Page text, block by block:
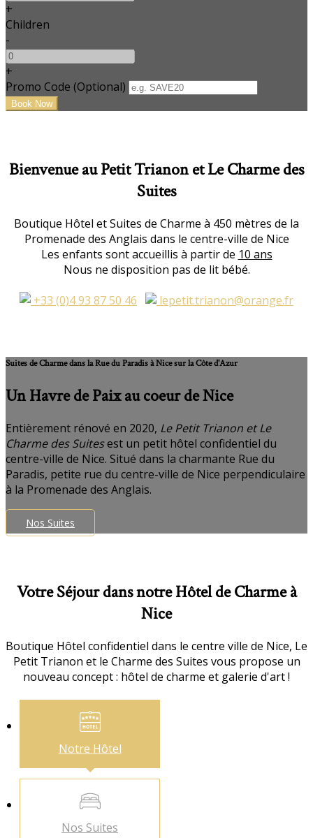
+
Children
-
+
Promo Code (Optional)
Bienvenue au Petit Trianon et Le Charme des
Suites
Boutique Hôtel et Suites de Charme à 450 mètres de la
Promenade des Anglais dans le centre-ville de Nice
Les enfants sont accueillis à partir de 10 ans
Nous ne disposition pas de lit bébé.
+33 (0)4 93 87 50 46
lepetit.trianon@orange.fr
Suites de Charme dans la Rue du Paradis à Nice sur la Côte d'Azur
Un Havre de Paix au coeur de Nice
Entièrement rénové en 2020, Le Petit Trianon et Le
Charme des Suitesest un petit hôtel confidentiel du
centre-ville de Nice. Situé dans la charmante Rue du
Paradis, petite rue du centre-ville de Nice perpendiculaire
à la Promenade des Anglais.
Nos Suites
Votre Séjour dans notre Hôtel de Charme à
Nice
Boutique Hôtel confidentiel dans le centre ville de Nice, Le
Petit Trianon et le Charme des Suites vous propose un
nouveau concept : hôtel de charme et galerie d'art !
Notre Hôtel
Nos Suites